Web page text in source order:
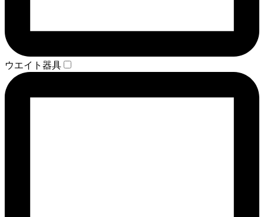
ウエイト器具